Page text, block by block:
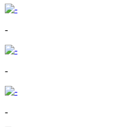
-
-
-